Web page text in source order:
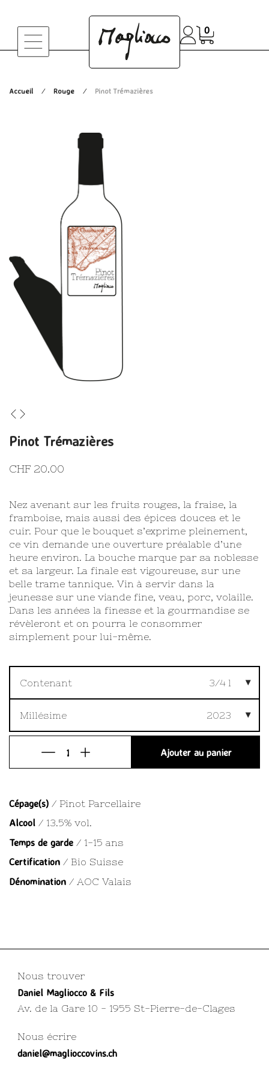
0
Accueil / Rouge / Pinot Trémazières
Nez avenant sur les fruits rouges, la fraise, la
framboise, mais aussi des épices douces et le
cuir. Pour que le bouquet s’exprime pleinement,
ce vin demande une ouverture préalable d’une
heure environ. La bouche marque par sa noblesse
et sa largeur. La finale est vigoureuse, sur une
belle trame tannique. Vin à servir dans la
jeunesse sur une viande fine, veau, porc, volaille.
Dans les années la finesse et la gourmandise se
révèleront et on pourra le consommer
simplement pour lui-même.
Pinot Trémazières
CHF 20.00
Contenant 3/4 l
Millésime 2023
Ajouter au panier
Cépage(s) / Pinot Parcellaire
Alcool / 13.5% vol.
Temps de garde / 1-15 ans
Certification / Bio Suisse
Dénomination / AOC Valais
Nous trouver
Daniel Magliocco & Fils
Av. de la Gare 10 - 1955 St-Pierre-de-Clages
Nous écrire
daniel@maglioccovins.ch